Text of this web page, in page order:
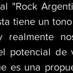
"Rock
tiene un
realmente
potencial de
es una